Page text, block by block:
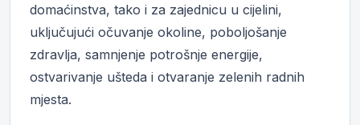
domaćinstva, tako i za zajednicu u cijelini,
uključujući očuvanje okoline, poboljošanje
zdravlja, samnjenje potrošnje energije,
ostvarivanje ušteda i otvaranje zelenih radnih
mjesta.